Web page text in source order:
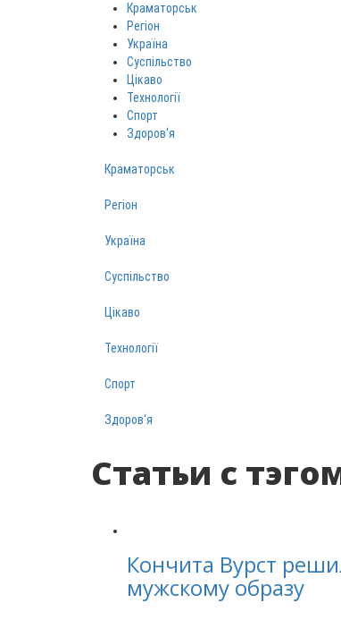
Краматорськ
Регіон
Україна
Суспільство
Цікаво
Технології
Спорт
Здоров‘я
Краматорськ
Регіон
Україна
Суспільство
Цікаво
Технології
Спорт
Здоров‘я
Статьи с
Кончита Вурст
мужскому образу